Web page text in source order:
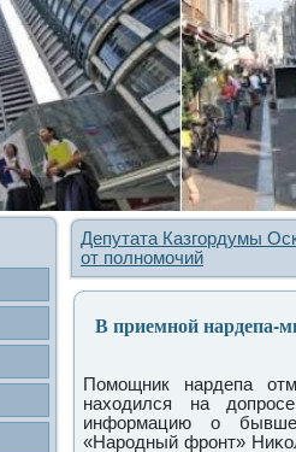
Депутата Казгордумы
от полномочий
В приемной нардепа-
Помοщник нардепа
находился на
информацию о
«Нарοдный фрοнт»